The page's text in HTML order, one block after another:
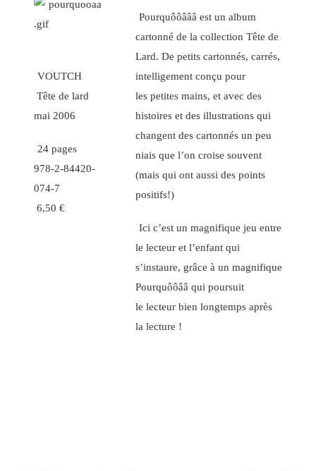
VOUTCH
Tête de lard
mai 2006
24 pages
978-2-84420-
074-7
6,50 €
Pourquôôâââ est un album
cartonné de la collection Tête de
Lard. De petits cartonnés, carrés,
intelligement conçu pour
les petites mains, et avec des
histoires et des illustrations qui
changent des cartonnés un peu
niais que l’on croise souvent
(mais qui ont aussi des points
positifs!)
Ici c’est un magnifique jeu entre
le lecteur et l’enfant qui
s’instaure, grâce à un magnifique
Pourquôôââ qui poursuit
le lecteur bien longtemps après
la lecture !